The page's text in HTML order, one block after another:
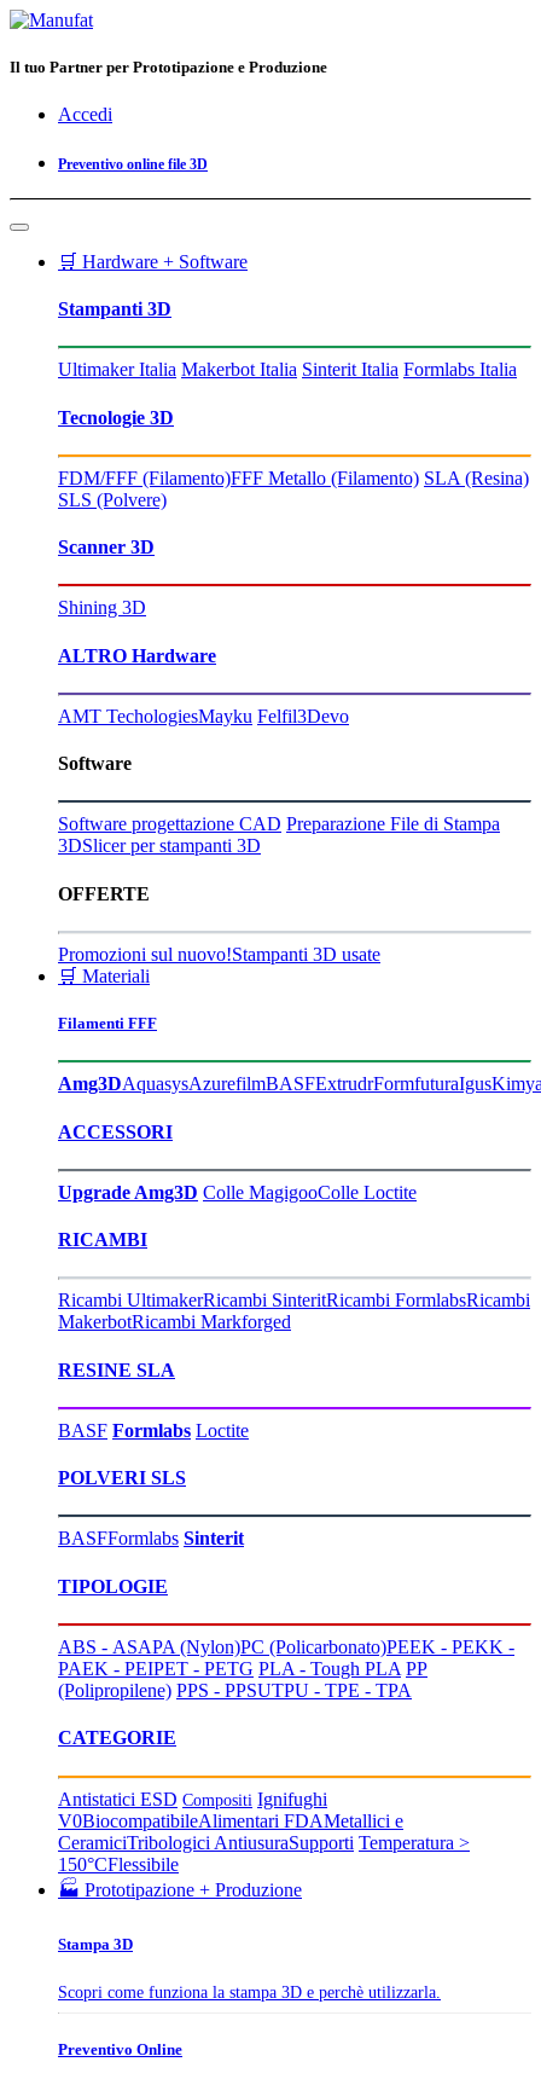
Il tuo Partner per Prototipazione e Produzione
Accedi
Preventivo online file 3D
🛒 Hardware + Software
Stampanti 3D
Ultimaker Italia Makerbot Italia Sinterit Italia Formlabs Italia
Tecnologie 3D
FDM/FFF (Filamento)FFF Metallo (Filamento) SLA (Resina)
SLS (Polvere)
Scanner 3D
Shining 3D
ALTRO Hardware
AMT TechologiesMayku Felfil3Devo
Software
Software progettazione CAD Preparazione File di Stampa
3DSlicer per stampanti 3D
OFFERTE
Promozioni sul nuovo!Stampanti 3D usate
🛒 Materiali
Filamenti FFF
Amg3DAquasysAzurefilmBASFExtrudrFormfuturaIgus
ACCESSORI
Upgrade Amg3D Colle MagigooColle Loctite
RICAMBI
Ricambi UltimakerRicambi SinteritRicambi FormlabsRicambi
MakerbotRicambi Markforged
RESINE SLA
BASF Formlabs Loctite
POLVERI SLS
BASFFormlabs Sinterit
TIPOLOGIE
ABS - ASAPA (Nylon)PC (Policarbonato)PEEK - PEKK -
PAEK - PEIPET - PETG PLA - Tough PLA PP
(Polipropilene) PPS - PPSUTPU - TPE - TPA
CATEGORIE
Antistatici ESD Compositi Ignifughi
V0BiocompatibileAlimentari FDAMetallici e
CeramiciTribologici AntiusuraSupporti Temperatura >
150°CFlessibile
🏭 Prototipazione + Produzione
Stampa 3D
Scopri come funziona la stampa 3D e perchè utilizzarla.
Preventivo Online